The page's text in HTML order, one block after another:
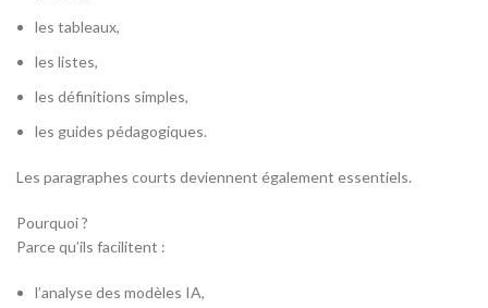
les tableaux,
les listes,
les définitions simples,
les guides pédagogiques.
Les paragraphes courts deviennent également essentiels.
Pourquoi ?
Parce qu’ils facilitent :
l’analyse des modèles IA,